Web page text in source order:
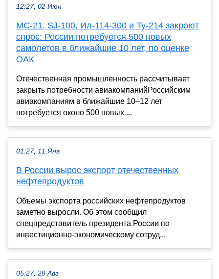
12:27, 02 Июн
МС-21, SJ-100, Ил-114-300 и Ту-214 закроют
спрос: России потребуется 500 новых
самолетов в ближайшие 10 лет, по оценке
ОАК
Отечественная промышленность рассчитывает
закрыть потребности авиакомпанийРоссийским
авиакомпаниям в ближайшие 10–12 лет
потребуется около 500 новых ...
01:27, 11 Янв
В России вырос экспорт отечественных
нефтепродуктов
Объемы экспорта российских нефтепродуктов
заметно выросли. Об этом сообщил
спецпредставитель президента России по
инвестиционно-экономическому сотруд...
05:27, 29 Авг